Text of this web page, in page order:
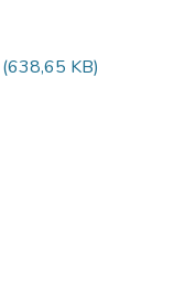
(638,65 KB)